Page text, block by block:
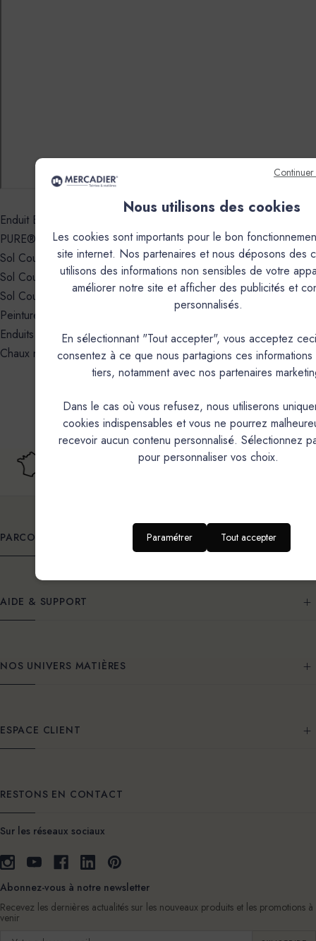
Enduit Béton Coloré - EBC
PURE® Minéral Béton - PMB✓
Sol Coulé - SC+ ✗
Sol Coulé - RBX ✗
Sol Coulé - AXXX ✗
Peintures
Enduits métallisés ✓
Chaux naturelle ✗
Fabricant Français Livraison offerte
PARCOURIR
AIDE & SUPPORT
NOS UNIVERS MATIÈRES
ESPACE CLIENT
RESTONS EN CONTACT
Sur les réseaux sociaux
Abonnez-vous à notre newsletter
Recevez les dernières actualités sur les nouveaux produits et les promotions à
venir
Nous utilisons des cookies
Les cookies sont importants pour le bon
site internet. Nos partenaires et nous déposons des
utilisons des informations non sensibles de votre
améliorer notre site et afficher des publicités et
personnalisés.
En sélectionnant "Tout accepter", vous acceptez
consentez à ce que nous partagions ces
tiers, notamment avec nos partenaires
Dans le cas où vous refusez, nous utiliserons
cookies indispensables et vous ne pourrez
recevoir aucun contenu personnalisé. Sélectionnez
pour personnaliser vos choix.
Paramétrer Tout accepter